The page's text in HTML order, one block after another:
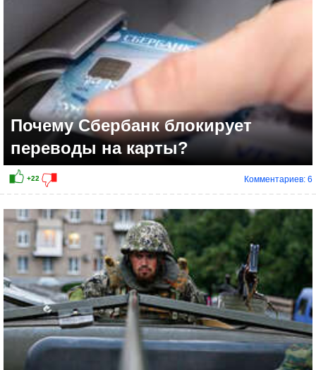
Почему Сбербанк блокирует
переводы на карты?
Комментариев: 6